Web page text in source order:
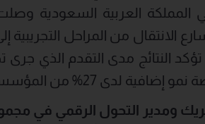
العربية السعودية
الانتقال من المراحل
بلغ 43 نقطة، تؤكد النتائج مدى
التي لا تزال في مرحلة متأخرة.
ومدير التحول الرقمي في